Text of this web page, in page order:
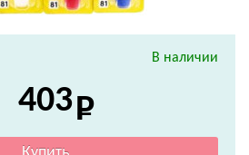
В наличии
403